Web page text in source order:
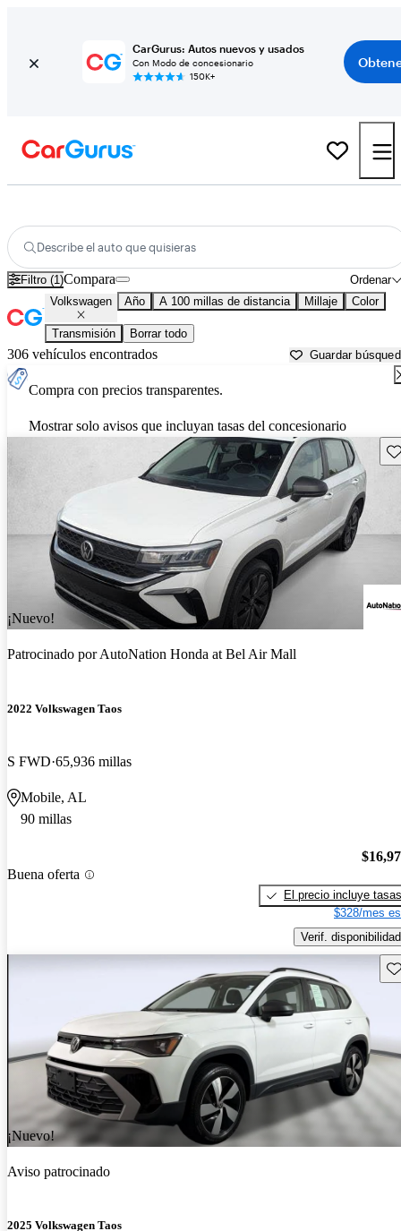
CarGurus: Autos nuevos y usados
Con Modo de concesionario
150K+
Describe el auto que quisieras
Filtro (1) Ordenar
Compara
Volkswagen Año A 100 millas de distancia Millaje Color
Transmisión Borrar todo
306 vehículos encontrados Guardar
Compra con precios transparentes.
Mostrar solo avisos que incluyan tasas del concesionario
¡Nuevo!
Patrocinado porAutoNation Honda at Bel Air Mall
2022 Volkswagen Taos
S FWD 65,936 millas
Mobile, AL
90 millas
Buena oferta
El precio incluye tasas
$328/mes
Verif. disponibilidad
¡Nuevo!
Aviso patrocinado
2025 Volkswagen Taos